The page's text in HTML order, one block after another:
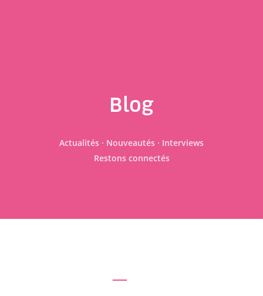
Blog
Actualités · Nouveautés · Interviews
Restons connectés